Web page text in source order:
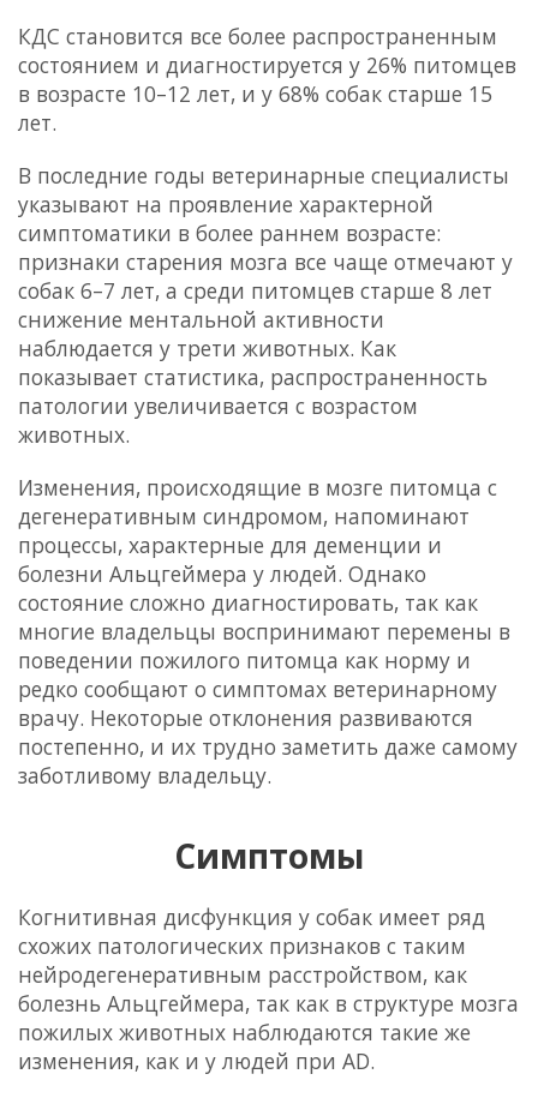
КДС становится все более распространенным
состоянием и диагностируется у 26% питомцев
в возрасте 10–12 лет, и у 68% собак старше 15
лет.
В последние годы ветеринарные специалисты
указывают на проявление характерной
симптоматики в более раннем возрасте:
признаки старения мозга все чаще отмечают у
собак 6–7 лет, а среди питомцев старше 8 лет
снижение ментальной активности
наблюдается у трети животных. Как
показывает статистика, распространенность
патологии увеличивается с возрастом
животных.
Изменения, происходящие в мозге питомца с
дегенеративным синдромом, напоминают
процессы, характерные для деменции и
болезни Альцгеймера у людей. Однако
состояние сложно диагностировать, так как
многие владельцы воспринимают перемены в
поведении пожилого питомца как норму и
редко сообщают о симптомах ветеринарному
врачу. Некоторые отклонения развиваются
постепенно, и их трудно заметить даже самому
заботливому владельцу.
Симптомы
Когнитивная дисфункция у собак имеет ряд
схожих патологических признаков с таким
нейродегенеративным расстройством, как
болезнь Альцгеймера, так как в структуре мозга
пожилых животных наблюдаются такие же
изменения, как и у людей при AD.